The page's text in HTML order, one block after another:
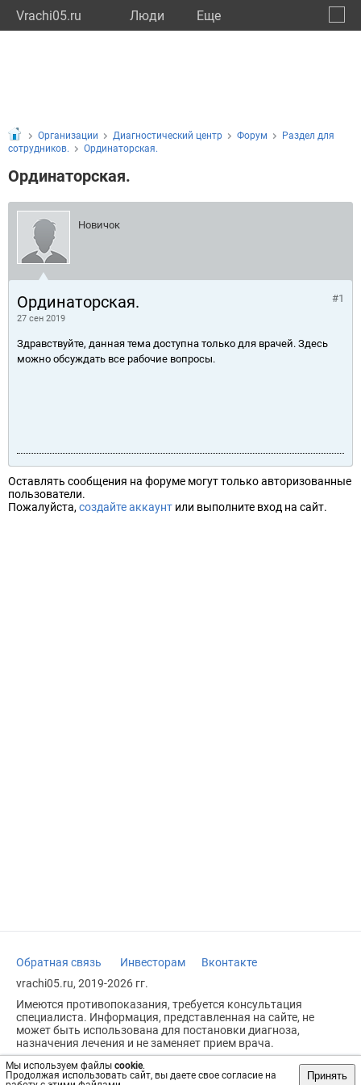
Vrachi05.ru Люди Eще
Мы используем файлы cookie.
Продолжая использовать сайт, вы даете свое согласие на
Принять
Организации Диагностический центр Форум
Раздел для
сотрудников.
Ординаторская.
Ординаторская.
Новичок
Ординаторская.
27 сен 2019
#1
Здравствуйте, данная тема доступна только для врачей. Здесь
можно обсуждать все рабочие вопросы.
Оставлять сообщения на форуме могут только авторизованные
пользователи.
Пожалуйста, создайте аккаунт или выполните вход на сайт.
Обратная связь Инвесторам
Вконтакте
vrachi05.ru, 2019-2026 гг.
Имеются противопоказания, требуется консультация
специалиста. Информация, представленная на сайте, не
может быть использована для постановки диагноза,
назначения лечения и не заменяет прием врача.
Возрастное ограничение: 18+